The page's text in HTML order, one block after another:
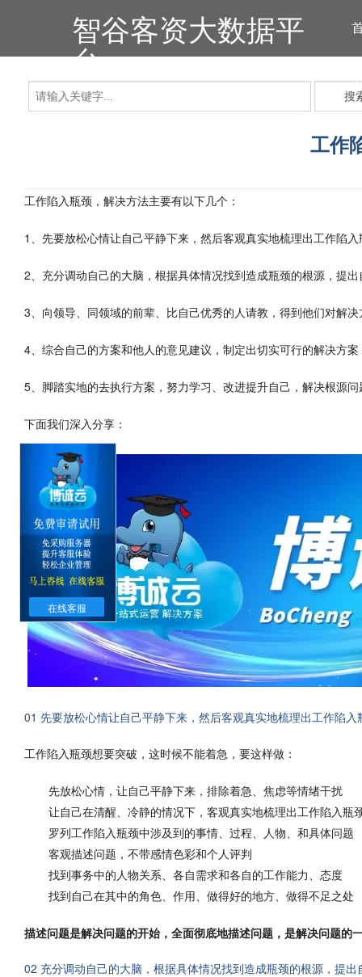
在线客服
智谷客资大数据平
台
搜
工作
工作陷入瓶颈，解决方法主要有以下几个：
1、先要放松心情让自己平静下来，然后客观真实地梳理出工作陷
2、充分调动自己的大脑，根据具体情况找到造成瓶颈的根源，提
3、向领导、同领域的前辈、比自己优秀的人请教，得到他们对解
4、综合自己的方案和他人的意见建议，制定出切实可行的解决方
5、脚踏实地的去执行方案，努力学习、改进提升自己，解决根源
下面我们深入分享：
01 先要放松心情让自己平静下来，然后客观真实地梳理出工作陷入
工作陷入瓶颈想要突破，这时候不能着急，要这样做：
先放松心情，让自己平静下来，排除着急、焦虑等情绪干扰
让自己在清醒、冷静的情况下，客观真实地梳理出工作陷入瓶
罗列工作陷入瓶颈中涉及到的事情、过程、人物、和具体问题
客观描述问题，不带感情色彩和个人评判
找到事务中的人物关系、各自需求和各自的工作能力、态度
找到自己在其中的角色、作用、做得好的地方、做得不足之处
描述问题是解决问题的开始，全面彻底地描述问题，是解决问题
02 充分调动自己的大脑，根据具体情况找到造成瓶颈的根源，提出